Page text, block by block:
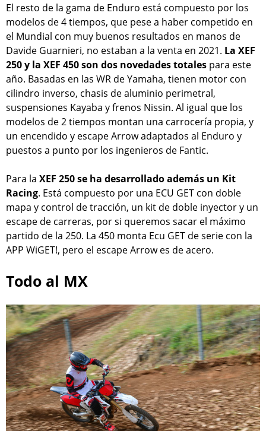
El resto de la gama de Enduro está compuesto por los
modelos de 4 tiempos, que pese a haber competido en
el Mundial con muy buenos resultados en manos de
Davide Guarnieri, no estaban a la venta en 2021. La XEF
250 y la XEF 450 son dos novedades totales para este
año. Basadas en las WR de Yamaha, tienen motor con
cilindro inverso, chasis de aluminio perimetral,
suspensiones Kayaba y frenos Nissin. Al igual que los
modelos de 2 tiempos montan una carrocería propia, y
un encendido y escape Arrow adaptados al Enduro y
puestos a punto por los ingenieros de Fantic.
Para la XEF 250 se ha desarrollado además un Kit
Racing. Está compuesto por una ECU GET con doble
mapa y control de tracción, un kit de doble inyector y un
escape de carreras, por si queremos sacar el máximo
partido de la 250. La 450 monta Ecu GET de serie con la
APP WiGET!, pero el escape Arrow es de acero.
Todo al MX